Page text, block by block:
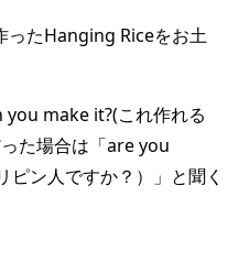
ったHanging Riceをお土
you make it?(これ作れる
た場合は「are you
ン人ですか？）」と聞く